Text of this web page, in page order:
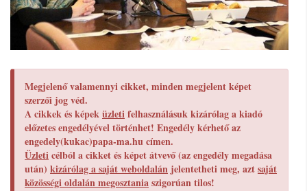
Megjelenő valamennyi cikket, minden megjelent képet
szerzői jog véd.
A cikkek és képeküzletifelhasználásuk kizárólag a kiadó
előzetes engedélyével történhet! Engedély kérhető az
engedely(kukac)papa-ma.hu címen.
Üzleticélból a cikket és képet átvevő (az engedély megadása
után) kizárólag a saját weboldalán jelentetheti meg, aztsaját
közösségi oldalán megosztaniaszigorúan tilos!